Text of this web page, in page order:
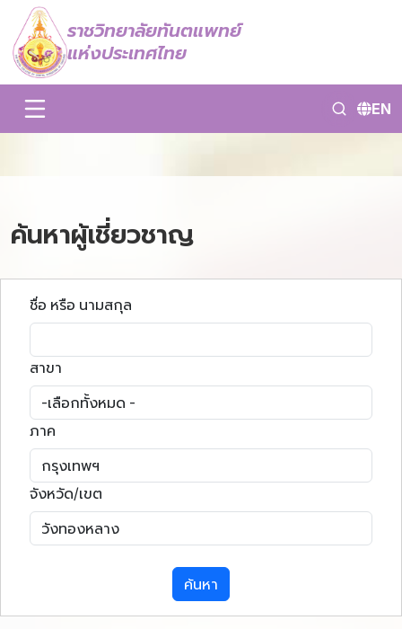
ราชวิทยาลัยทันตแพทย์
แห่งประเทศไทย
EN
ค้นหาผู้เชี่ยวชาญ
ชื่อ หรือ นามสกุล
สาขา
ภาค
จังหวัด/เขต
ค้นหา